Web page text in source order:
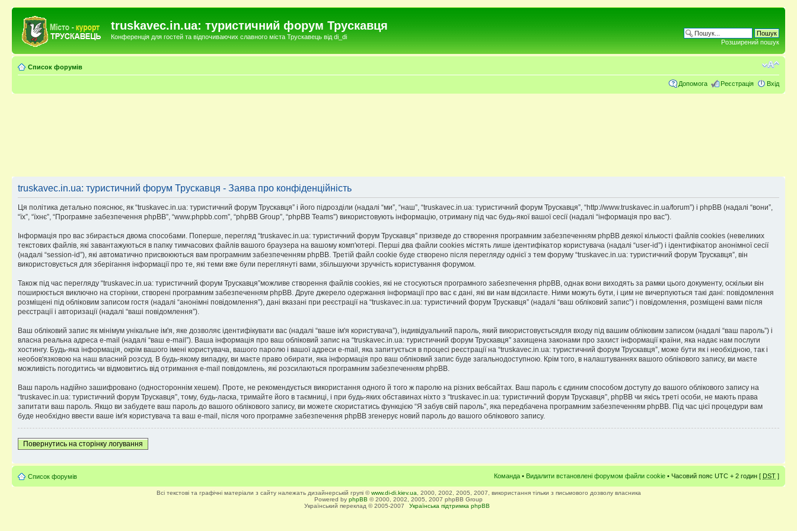
truskavec.in.ua: туристичний форум Трускавця
Конференція для гостей та відпочиваючих славного міста Трускавець від di_di
Розширений пошук
Список форумів
Допомога Реєстрація Вхід
truskavec.in.ua: туристичний форум Трускавця - Заява про конфіденційність
Ця політика детально пояснює, як “truskavec.in.ua: туристичний форум Трускавця” і його підрозділи (надалі “ми”, “наш”, “truskavec.in.ua: туристичний форум Трускавця”, “http://www.truskavec.in.ua/forum”) і phpBB (надалі “вони”,
“їх”, “їхнє”, “Програмне забезпечення phpBB”, “www.phpbb.com”, “phpBB Group”, “phpBB Teams”) використовують інформацію, отриману під час будь-якої вашої сесії (надалі “інформація про вас”).
Інформація про вас збирається двома способами. Поперше, перегляд “truskavec.in.ua: туристичний форум Трускавця” призведе до створення програмним забезпеченням phpBB деякої кількості файлів cookies (невеликих
текстових файлів, які завантажуються в папку тимчасових файлів вашого браузера на вашому комп'ютері. Перші два файли cookies містять лише ідентифікатор користувача (надалі “user-id”) і ідентифікатор анонімної сесії
(надалі “session-id”), які автоматично присвоюються вам програмним забезпеченням phpBB. Третій файл cookie буде створено після перегляду однієї з тем форуму “truskavec.in.ua: туристичний форум Трускавця”, він
використовується для зберігання інформації про те, які теми вже були переглянуті вами, збільшуючи зручність користування форумом.
Також під час перегляду “truskavec.in.ua: туристичний форум Трускавця”можливе створення файлів cookies, які не стосуються програмного забезпечення phpBB, однак вони виходять за рамки цього документу, оскільки він
поширюється виключно на сторінки, створені програмним забезпеченням phpBB. Друге джерело одержання інформації про вас є дані, які ви нам відсилаєте. Ними можуть бути, і цим не вичерпуються такі дані: повідомлення
розміщені під обліковим записом гостя (надалі “анонімні повідомлення”), дані вказані при реєстрації на “truskavec.in.ua: туристичний форум Трускавця” (надалі “ваш обліковий запис”) і повідомлення, розміщені вами після
реєстрації і авторизації (надалі “ваші повідомлення”).
Ваш обліковий запис як мінімум унікальне ім'я, яке дозволяє ідентифікувати вас (надалі “ваше ім'я користувача”), індивідуальний пароль, який використовуєтьсядля входу під вашим обліковим записом (надалі “ваш пароль”) і
власна реальна адреса e-mail (надалі “ваш e-mail”). Ваша інформація про ваш обліковий запис на “truskavec.in.ua: туристичний форум Трускавця” захищена законами про захист інформації країни, яка надає нам послуги
хостингу. Будь-яка інформація, окрім вашого імені користувача, вашого паролю і вашої адреси e-mail, яка запитується в процесі реєстрації на “truskavec.in.ua: туристичний форум Трускавця”, може бути як і необхідною, так і
необов'язковою на наш власний розсуд. В будь-якому випадку, ви маєте право обирати, яка інформація про ваш обліковий запис буде загальнодоступною. Крім того, в налаштуваннях вашого облікового запису, ви маєте
можливість погодитись чи відмовитись від отримання e-mail повідомлень, які розсилаються програмним забезпеченням phpBB.
Ваш пароль надійно зашифровано (одностороннім хешем). Проте, не рекомендується використання одного й того ж паролю на різних вебсайтах. Ваш пароль є єдиним способом доступу до вашого облікового запису на
“truskavec.in.ua: туристичний форум Трускавця”, тому, будь-ласка, тримайте його в таємниці, і при будь-яких обставинах ніхто з “truskavec.in.ua: туристичний форум Трускавця”, phpBB чи якісь треті особи, не мають права
запитати ваш пароль. Якщо ви забудете ваш пароль до вашого облікового запису, ви можете скористатись функцією “Я забув свій пароль”, яка передбачена програмним забезпеченням phpBB. Під час цієї процедури вам
буде необхідно ввести ваше ім'я користувача та ваш e-mail, після чого програмне забезпечення phpBB згенерує новий пароль до вашого облікового запису.
Повернутись на сторінку логування
Список форумів Команда • Видалити встановлені форумом файли cookie • Часовий пояс UTC + 2 годин [ DST ]
Всі текстові та графічні матеріали з сайту належать дизайнерській групі ©www.di-di.kiev.ua , 2000, 2002, 2005, 2007, використання тільки з письмового дозволу власника
Powered by phpBB © 2000, 2002, 2005, 2007 phpBB Group
Український переклад © 2005-2007
Українська підтримка phpBB